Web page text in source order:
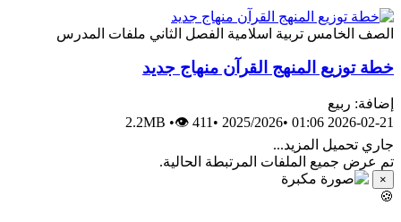
الصف الخامس تربية اسلامية الفصل الثاني ملفات المدرس
خطة توزيع المنهج القرآن منهاج جديد
إضافة: ربيع
2026-02-21 01:06
•
2025/2026
•
2.2MB •👁 411
جاري تحميل المزيد...
تم عرض جميع الملفات المرتبطة الحالية.
×
🍪